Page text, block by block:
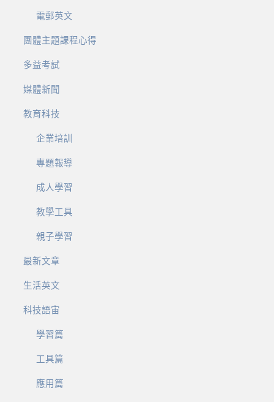
電郵英文
團體主題課程心得
多益考試
媒體新聞
教育科技
企業培訓
專題報導
成人學習
教學工具
親子學習
最新文章
生活英文
科技語宙
學習篇
工具篇
應用篇